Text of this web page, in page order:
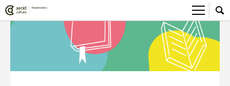
Sobre el Centro Cultural
Equipo
> Ir a Actividades
Participa